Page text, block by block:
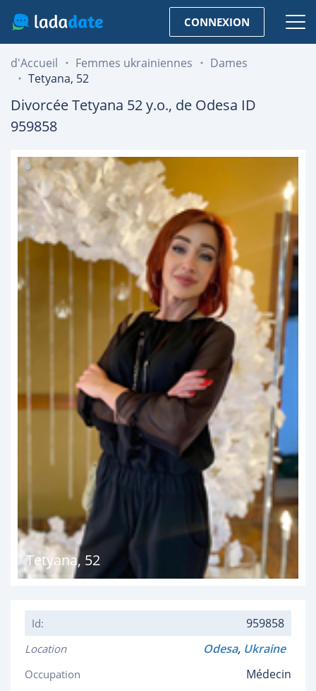
CONNEXION
d'Accueil Femmes ukrainiennes
Dames
Tetyana, 52
DivorcéeTetyana 52y.o., de Odesa ID
959858
Tetyana, 52
Id: 959858
Location Odesa, Ukraine
Occupation Médecin